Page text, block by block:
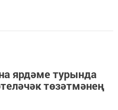
ярдәме турында
төзәтмәнең